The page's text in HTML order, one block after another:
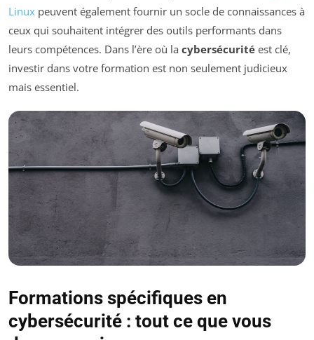
Linux peuvent également fournir un socle de connaissances à
ceux qui souhaitent intégrer des outils performants dans
leurs compétences. Dans l’ère où la cybersécurité est clé,
investir dans votre formation est non seulement judicieux
mais essentiel.
Formations spécifiques en
cybersécurité : tout ce que vous